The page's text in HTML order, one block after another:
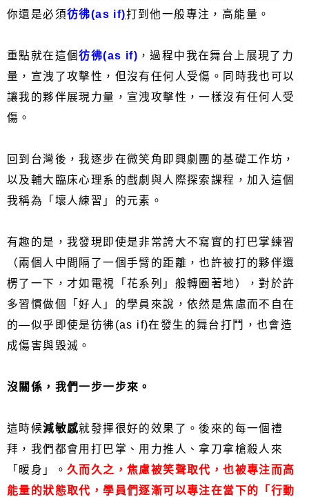
你還是必須彷彿(as if)打到他一般專注，高能量。
重點就在這個彷彿(as if) ，過程中我在舞台上展現了力
量，宣洩了攻擊性，但沒有任何人受傷。同時我也可以
讓我的夥伴展現力量，宣洩攻擊性，一樣沒有任何人受
傷。
回到台灣後，我逐步在微笑角即興劇團的基礎工作坊，
以及輔大臨床心理系的戲劇與人際探索課程，加入這個
我稱為「壞人練習」的元素。
有趣的是，我發現即使是非常誇大不寫實的打巴掌練習
（兩個人中間隔了一個手臂的距離，也許被打的夥伴還
楞了一下，才如電視「花系列」般轉圈著地），對於許
多習慣做個「好人」的學員來說，依然是焦慮而不自在
的—似乎即使是彷彿(as if)在發生的舞台打鬥，也會造
成傷害與毀滅。
沒關係，我們一步一步來。
這時候減敏感就發揮很好的效果了。後來的每一個禮
拜，我們都會用打巴掌、用力推人、拿刀拿槍殺人來
「暖身」。 久而久之，焦慮被笑聲取代，也被專注而高
能量的狀態取代，學員們逐漸可以專注在當下的「行動